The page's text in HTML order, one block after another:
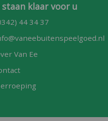
staan klaar voor u
44 34 37
Van Ee